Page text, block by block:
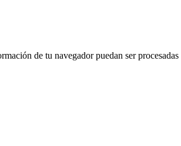
de tu navegador puedan ser